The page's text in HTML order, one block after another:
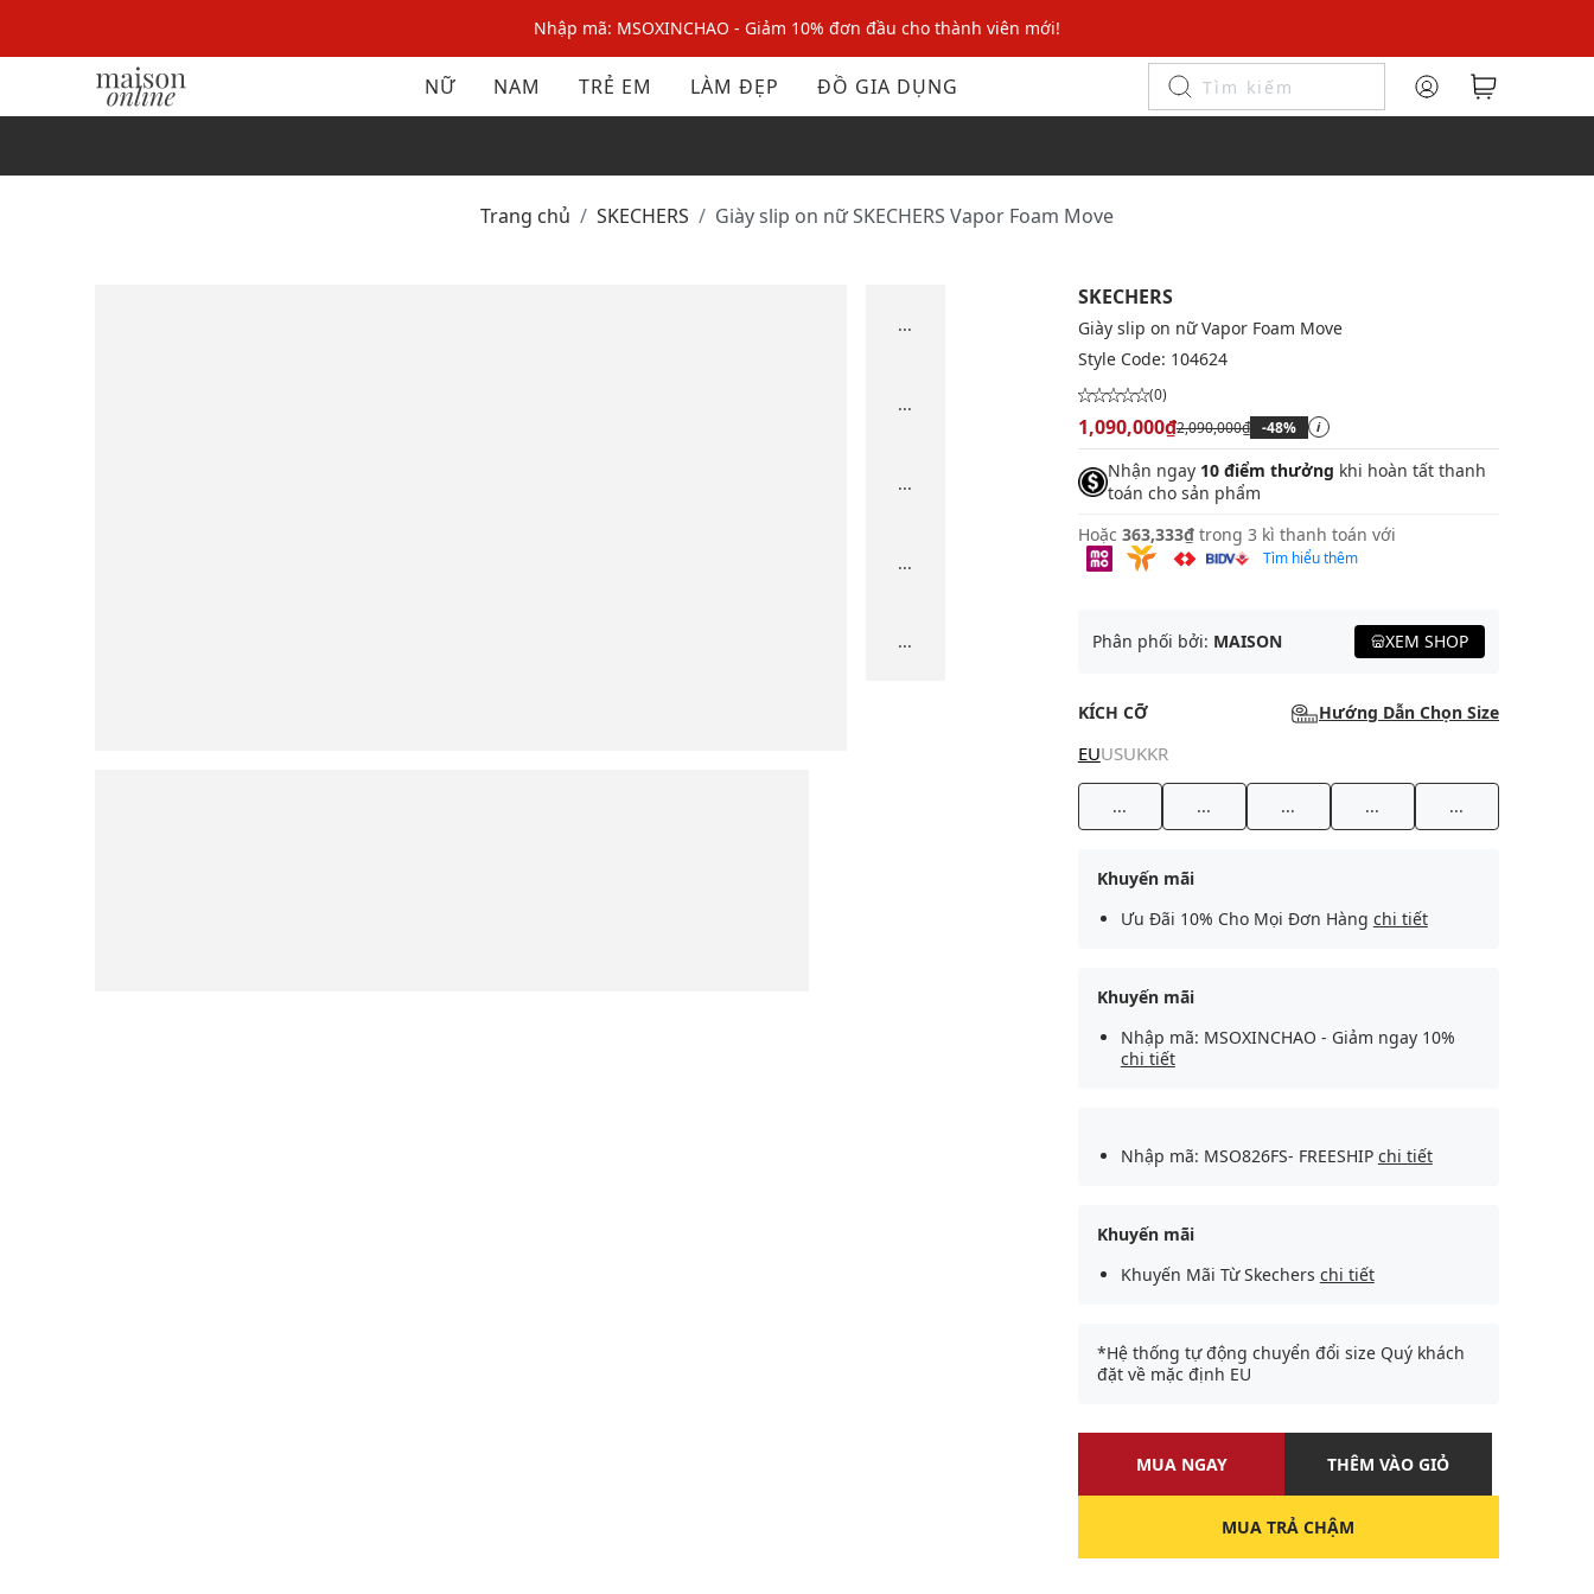
Nhập mã: MSOXINCHAO - Giảm 10% đơn đầu cho thành viên mới!
Nhập mã MSOPAY100: giảm ngay 10% khi thanh toán trực tuyến
Nhập mã: MSOXINCHAO - Giảm 10% đơn đầu cho thành viên mới!
NỮ NAM TRẺ EM LÀM ĐẸP ĐỒ GIA DỤNG
Trang chủ SKECHERS Giày slip on nữ SKECHERS Vapor Foam Move
...
...
...
...
...
SKECHERS
Giày slip on nữ Vapor Foam Move
Style Code: 104624
(0)
1,090,000₫2,090,000₫ -48% i
Nhận ngay 10 điểm thưởng khi hoàn tất thanh
toán cho sản phẩm
Hoặc 363,333₫ trong 3 kì thanh toán với
Tìm hiểu thêm
Phân phối bởi: MAISON XEM SHOP
KÍCH CỠ Hướng Dẫn Chọn Size
EUUSUKKR
... ... ... ... ...
Khuyến mãi
Ưu Đãi 10% Cho Mọi Đơn Hàng chi tiết
Khuyến mãi
Nhập mã: MSOXINCHAO - Giảm ngay 10%
chi tiết
Nhập mã: MSO826FS- FREESHIP chi tiết
Khuyến mãi
Khuyến Mãi Từ Skechers chi tiết
*Hệ thống tự động chuyển đổi size Quý khách
đặt về mặc định EU
MUA NGAY THÊM VÀO GIỎ
MUA TRẢ CHẬM